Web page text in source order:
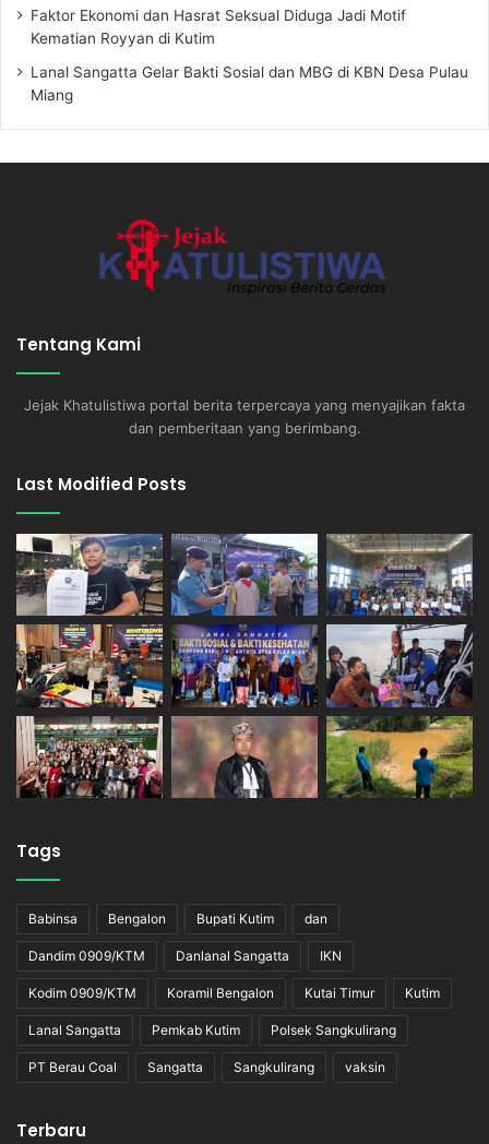
Faktor Ekonomi dan Hasrat Seksual Diduga Jadi Motif
Kematian Royyan di Kutim
Lanal Sangatta Gelar Bakti Sosial dan MBG di KBN Desa Pulau
Miang
Tentang Kami
Jejak Khatulistiwa portal berita terpercaya yang menyajikan fakta
dan pemberitaan yang berimbang.
Last Modified Posts
Tags
Babinsa Bengalon Bupati Kutim dan
Dandim 0909/KTM Danlanal Sangatta IKN
Kodim 0909/KTM Koramil Bengalon Kutai Timur Kutim
Lanal Sangatta Pemkab Kutim Polsek Sangkulirang
PT Berau Coal Sangatta Sangkulirang vaksin
Terbaru